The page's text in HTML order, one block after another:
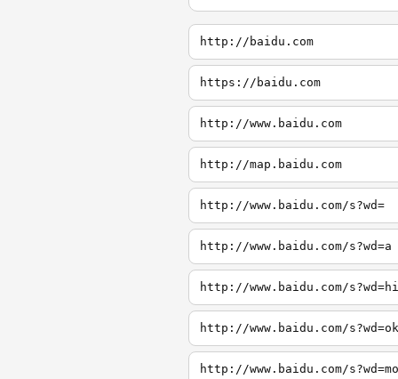
http://baidu.com
https://baidu.com
http://www.baidu.com
http://map.baidu.com
http://www.baidu.com/s?wd=
http://www.baidu.com/s?wd=a
http://www.baidu.com/s?wd=hi
http://www.baidu.com/s?wd=ok
http://www.baidu.com/s?wd=mo